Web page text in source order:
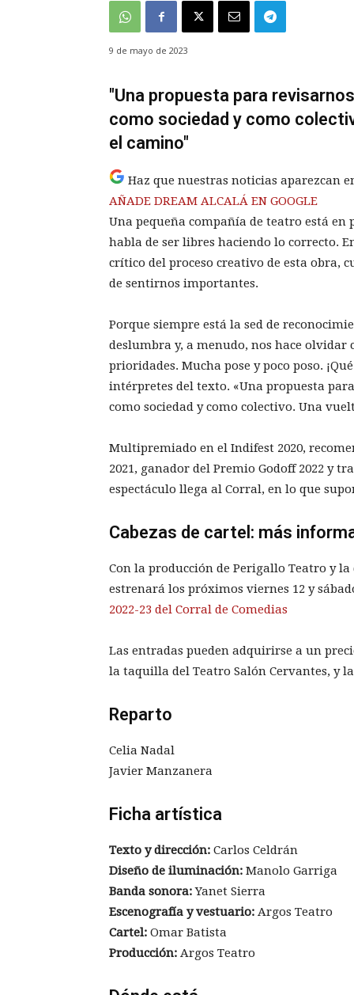
9 de mayo de 2023
"Una propuesta para
como sociedad y como
el camino"
Haz que nuestras noticias aparezcan
AÑADE DREAM ALCALÁ EN GOOGLE
Una pequeña compañía de teatro está
habla de ser libres haciendo lo correcto.
crítico del proceso creativo de esta obra,
de sentirnos importantes.
Porque siempre está la sed de
deslumbra y, a menudo, nos hace olvidar
prioridades. Mucha pose y poco poso.
intérpretes del texto. «Una propuesta
como sociedad y como colectivo. Una
Multipremiado en el Indifest 2020,
2021, ganador del Premio Godoff 2022 y
espectáculo llega al Corral, en lo que
Cabezas de cartel: más
Con la producción de Perigallo Teatro y la
estrenará los próximos viernes 12 y
2022-23 del Corral de Comedias
Las entradas pueden adquirirse a un
la taquilla del Teatro Salón Cervantes, y la
Reparto
Celia Nadal
Javier Manzanera
Ficha artística
Texto y dirección: Carlos Celdrán
Diseño de iluminación: Manolo Garriga
Banda sonora:Yanet Sierra
Escenografía y vestuario: Argos Teatro
Cartel: Omar Batista
Producción: Argos Teatro